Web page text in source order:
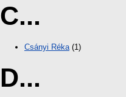
C...
Csányi Réka (1)
D...